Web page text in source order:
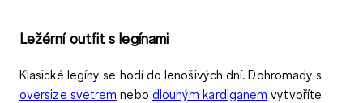
Ležérní outfit s legínami
Klasické legíny se hodí do lenošivých dní. Dohromady s
oversize svetrem nebo dlouhým kardiganem vytvoříte